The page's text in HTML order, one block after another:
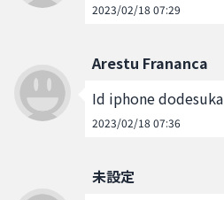
2023/02/18 07:29
Arestu Frananca
Id iphone dodesuka
2023/02/18 07:36
未設定